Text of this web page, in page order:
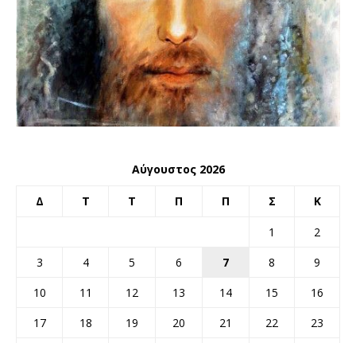
Αύγουστος 2026
Δ Τ Τ Π Π Σ Κ
1
2
3
4 5 6 7 8
9
10
11 12 13 14 15
16
17
18 19 20 21 22
23